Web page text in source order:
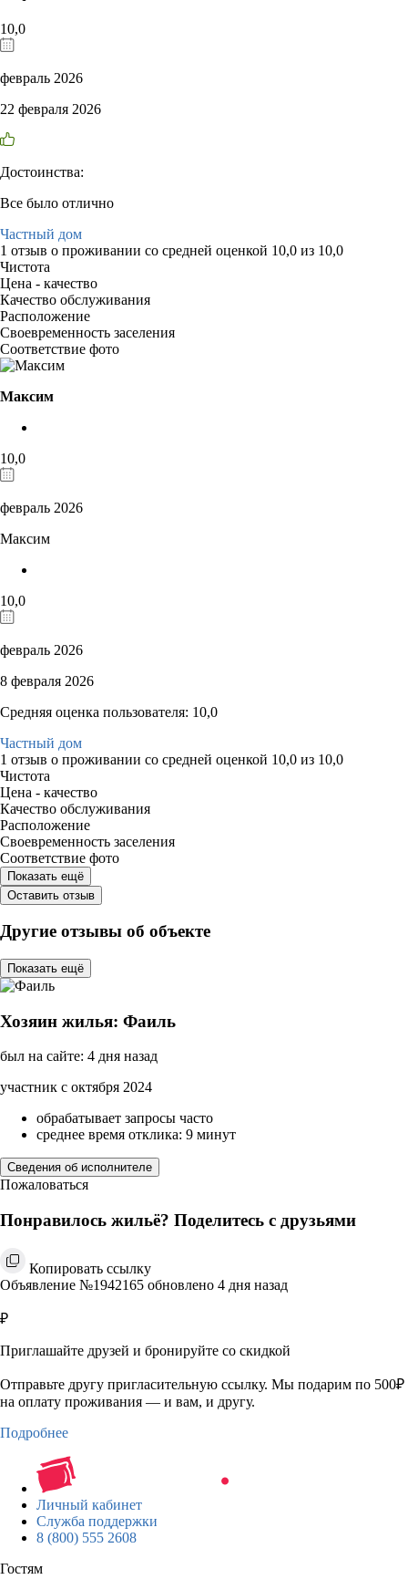
10,0
февраль 2026
22 февраля 2026
Достоинства:
Все было отлично
Частный дом
1 отзыв о проживании со средней оценкой 10,0 из 10,0
Чистота
Цена - качество
Качество обслуживания
Расположение
Своевременность заселения
Соответствие фото
Максим
10,0
февраль 2026
Максим
10,0
февраль 2026
8 февраля 2026
Средняя оценка пользователя: 10,0
Частный дом
1 отзыв о проживании со средней оценкой 10,0 из 10,0
Чистота
Цена - качество
Качество обслуживания
Расположение
Своевременность заселения
Соответствие фото
Показать ещё
Оставить отзыв
Другие отзывы об объекте
Показать ещё
Хозяин жилья: Фаиль
был на сайте: 4 дня назад
участник с октября 2024
обрабатывает запросы часто
среднее время отклика: 9 минут
Сведения об исполнителе
Пожаловаться
Понравилось жильё? Поделитесь с друзьями
Копировать ссылку
Объявление №1942165 обновлено 4 дня назад
₽
Приглашайте друзей и бронируйте со скидкой
Отправьте другу пригласительную ссылку. Мы подарим по 500₽
на оплату проживания — и вам, и другу.
Подробнее
Личный кабинет
Служба поддержки
8 (800) 555 2608
Гостям